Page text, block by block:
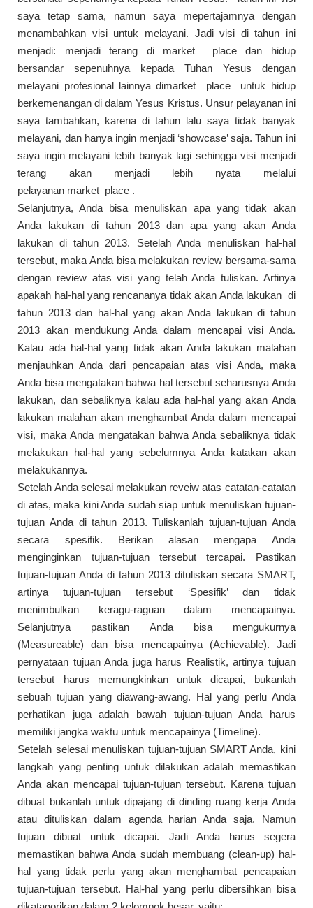
saya tetap sama, namun saya mepertajamnya dengan
menambahkan visi untuk melayani. Jadi visi di tahun ini
menjadi: menjadi terang di market place dan hidup
bersandar sepenuhnya kepada Tuhan Yesus dengan
melayani profesional lainnya dimarket place untuk hidup
berkemenangan di dalam Yesus Kristus. Unsur pelayanan ini
saya tambahkan, karena di tahun lalu saya tidak banyak
melayani, dan hanya ingin menjadi ‘showcase’ saja. Tahun ini
saya ingin melayani lebih banyak lagi sehingga visi menjadi
terang akan menjadi lebih nyata melalui
pelayanan market place .
Selanjutnya, Anda bisa menuliskan apa yang tidak akan
Anda lakukan di tahun 2013 dan apa yang akan Anda
lakukan di tahun 2013. Setelah Anda menuliskan hal-hal
tersebut, maka Anda bisa melakukan review bersama-sama
dengan review atas visi yang telah Anda tuliskan. Artinya
apakah hal-hal yang rencananya tidak akan Anda lakukan di
tahun 2013 dan hal-hal yang akan Anda lakukan di tahun
2013 akan mendukung Anda dalam mencapai visi Anda.
Kalau ada hal-hal yang tidak akan Anda lakukan malahan
menjauhkan Anda dari pencapaian atas visi Anda, maka
Anda bisa mengatakan bahwa hal tersebut seharusnya Anda
lakukan, dan sebaliknya kalau ada hal-hal yang akan Anda
lakukan malahan akan menghambat Anda dalam mencapai
visi, maka Anda mengatakan bahwa Anda sebaliknya tidak
melakukan hal-hal yang sebelumnya Anda katakan akan
melakukannya.
Setelah Anda selesai melakukan reveiw atas catatan-catatan
di atas, maka kini Anda sudah siap untuk menuliskan tujuan-
tujuan Anda di tahun 2013. Tuliskanlah tujuan-tujuan Anda
secara spesifik. Berikan alasan mengapa Anda
menginginkan tujuan-tujuan tersebut tercapai. Pastikan
tujuan-tujuan Anda di tahun 2013 dituliskan secara SMART,
artinya tujuan-tujuan tersebut ‘Spesifik’ dan tidak
menimbulkan keragu-raguan dalam mencapainya.
Selanjutnya pastikan Anda bisa mengukurnya
(Measureable) dan bisa mencapainya (Achievable). Jadi
pernyataan tujuan Anda juga harus Realistik, artinya tujuan
tersebut harus memungkinkan untuk dicapai, bukanlah
sebuah tujuan yang diawang-awang. Hal yang perlu Anda
perhatikan juga adalah bawah tujuan-tujuan Anda harus
memiliki jangka waktu untuk mencapainya (Timeline).
Setelah selesai menuliskan tujuan-tujuan SMART Anda, kini
langkah yang penting untuk dilakukan adalah memastikan
Anda akan mencapai tujuan-tujuan tersebut. Karena tujuan
dibuat bukanlah untuk dipajang di dinding ruang kerja Anda
atau dituliskan dalam agenda harian Anda saja. Namun
tujuan dibuat untuk dicapai. Jadi Anda harus segera
memastikan bahwa Anda sudah membuang (clean-up) hal-
hal yang tidak perlu yang akan menghambat pencapaian
tujuan-tujuan tersebut. Hal-hal yang perlu dibersihkan bisa